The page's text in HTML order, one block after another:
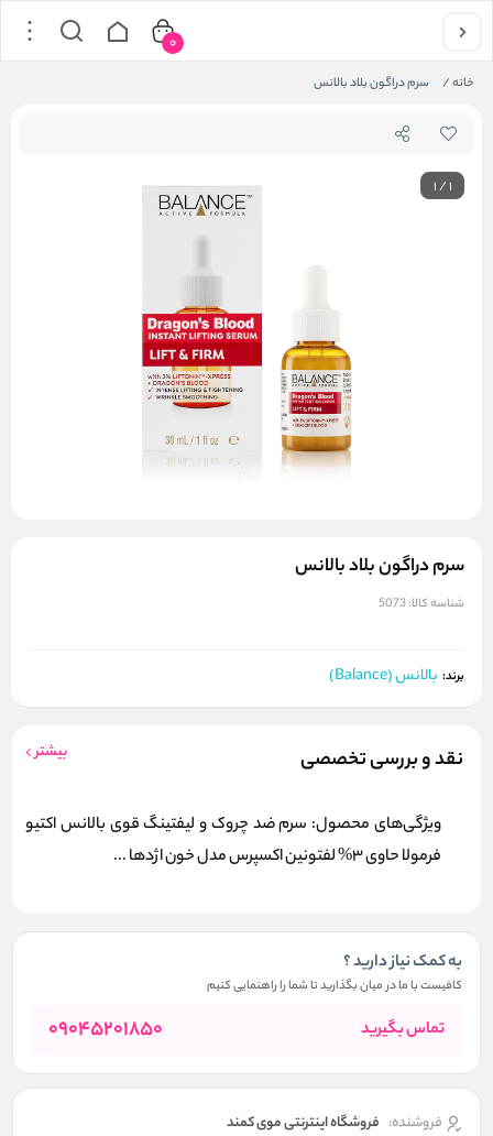
خانه/ سرم دراگون بلاد بالانس
0
1/1
سرم دراگون بلاد بالانس
شناسه کالا:5073
برند: بالانس (Balance)
نقد و بررسی تخصصی بیشتر
ویژگی‌های محصول: سرم ضد چروک و لیفتینگ قوی بالانس اکتیو
فرمولا حاوی 3% لفتونین اکسپرس مدل خون اژدها ...
به کمک نیاز دارید ؟
کافیست با ما در میان بگذارید تا شما را راهنمایی کنیم
تماس بگیرید 09045201850
فروشنده: فروشگاه اینترنتی موی کمند